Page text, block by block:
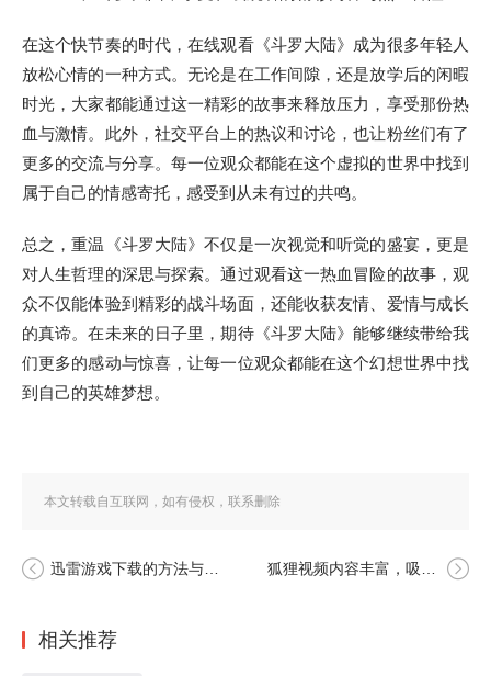
在这个快节奏的时代，在线观看《斗罗大陆》成为很多年轻人
放松心情的一种方式。无论是在工作间隙，还是放学后的闲暇
时光，大家都能通过这一精彩的故事来释放压力，享受那份热
血与激情。此外，社交平台上的热议和讨论，也让粉丝们有了
更多的交流与分享。每一位观众都能在这个虚拟的世界中找到
属于自己的情感寄托，感受到从未有过的共鸣。
总之，重温《斗罗大陆》不仅是一次视觉和听觉的盛宴，更是
对人生哲理的深思与探索。通过观看这一热血冒险的故事，观
众不仅能体验到精彩的战斗场面，还能收获友情、爱情与成长
的真谛。在未来的日子里，期待《斗罗大陆》能够继续带给我
们更多的感动与惊喜，让每一位观众都能在这个幻想世界中找
到自己的英雄梦想。
本文转载自互联网，如有侵权，联系删除
迅雷游戏下载的方法与技巧，助你轻松享受游戏下载的乐趣 狐狸视频内容丰富，吸引人们的眼球，值得一看。
相关推荐